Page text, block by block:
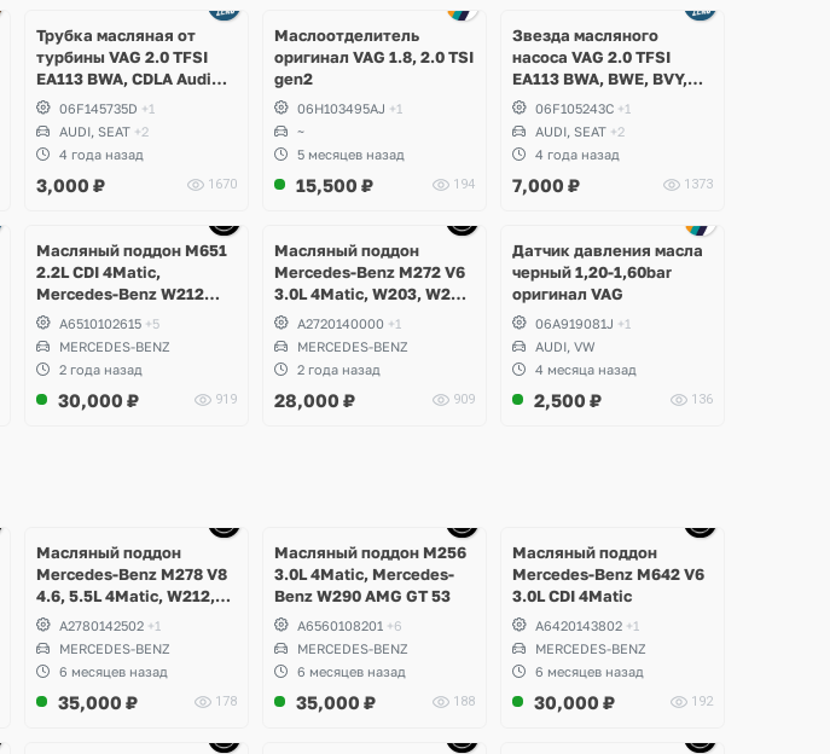
Трубка масляная от
турбины VAG 2.0 TFSI
EA113 BWA, CDLA Audi
A3, TT, Volkswagen Golf
V GTI, Passat B6, Eos,
Skoda Octavia A5 RS,
Seat Leon Cupra
06F145735D +1
AUDI, SEAT +2
4 года назад
3,000 ₽ 1670
Маслоотделитель
оригинал VAG 1.8, 2.0 TSI
gen2
06H103495AJ +1
~
5 месяцев назад
15,500 ₽ 194
Звезда масляного
насоса VAG 2.0 TFSI
EA113 BWA, BWE, BVY,
CDLA, CDLC, Audi,
Volkswagen, Skoda, Seat
06F105243C +1
AUDI, SEAT +2
4 года назад
7,000 ₽ 1373
Масляный поддон M651
2.2L CDI 4Matic,
Mercedes-Benz W212
E250d, W204 GLK
A6510102615 +5
MERCEDES-BENZ
2 года назад
30,000 ₽ 919
Масляный поддон
Mercedes-Benz M272 V6
3.0L 4Matic, W203, W204
C-Class, GLK, W211,
W212 E-Class, W221 S-
Class, W164 ML, W251 R-
Class, W639 Vito
A2720140000 +1
MERCEDES-BENZ
2 года назад
28,000 ₽ 909
Датчик давления масла
черный 1,20-1,60bar
оригинал VAG
06A919081J +1
AUDI, VW
4 месяца назад
2,500 ₽ 136
Масляный поддон
Mercedes-Benz M278 V8
4.6, 5.5L 4Matic, W212,
W207 E500, E63 AMG,
W216 CL500, W218 CLS
500, 63, W166 ML, GLS,
GLE 63S, W217, W221,
W222 S63, S500
A2780142502 +1
MERCEDES-BENZ
6 месяцев назад
35,000 ₽ 178
Масляный поддон M256
3.0L 4Matic, Mercedes-
Benz W290 AMG GT 53
A6560108201 +6
MERCEDES-BENZ
6 месяцев назад
35,000 ₽ 188
Масляный поддон
Mercedes-Benz M642 V6
3.0L CDI 4Matic
A6420143802 +1
MERCEDES-BENZ
6 месяцев назад
30,000 ₽ 192